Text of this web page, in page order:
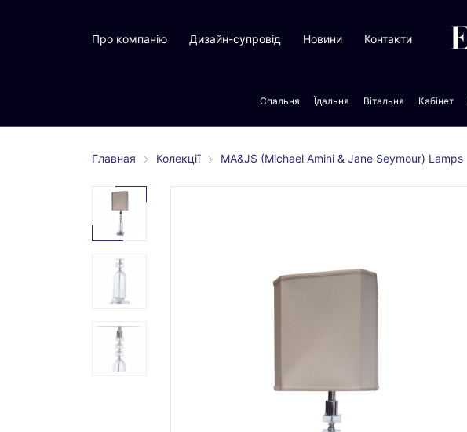
Про компанію Дизайн-супровід Новини Контакти
Спальня Їдальня Вітальня Кабінет
Главная Колекції MA&JS (Michael Amini & Jane Seymour) Lamps